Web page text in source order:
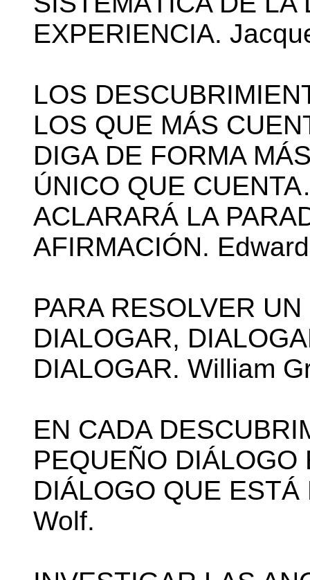
EXPERIENCIA.
LOS
LOS QUE MÁS
DIGA DE FORMA
ÚNICO QUE
ACLARARÁ LA
AFIRMACIÓN.
PARA RESOLVER
DIALOGAR,
DIALOGAR. William
EN CADA
PEQUEÑO
DIÁLOGO QUE
Wolf.